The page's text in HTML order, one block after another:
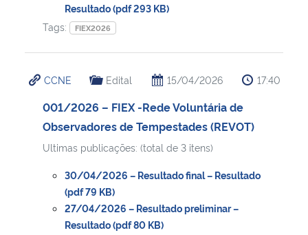
Resultado (pdf 293 KB)
Tags:
FIEX2026
CCNE Edital 15/04/2026 17:40
001/2026 – FIEX -Rede Voluntária de
Observadores de Tempestades (REVOT)
Ultimas publicações: (total de 3 itens)
30/04/2026 – Resultado final – Resultado
(pdf 79 KB)
27/04/2026 – Resultado preliminar –
Resultado (pdf 80 KB)